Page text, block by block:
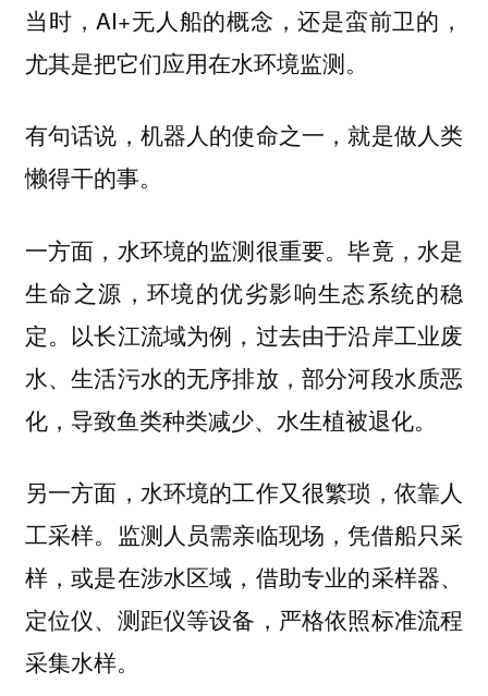
当时，AI+无人船的概念，还是蛮前卫的，
尤其是把它们应用在水环境监测。
有句话说，机器人的使命之一，就是做人类
懒得干的事。
一方面，水环境的监测很重要。毕竟，水是
生命之源，环境的优劣影响生态系统的稳
定。以长江流域为例，过去由于沿岸工业废
水、生活污水的无序排放，部分河段水质恶
化，导致鱼类种类减少、水生植被退化。
另一方面，水环境的工作又很繁琐，依靠人
工采样。监测人员需亲临现场，凭借船只采
样，或是在涉水区域，借助专业的采样器、
定位仪、测距仪等设备，严格依照标准流程
采集水样。